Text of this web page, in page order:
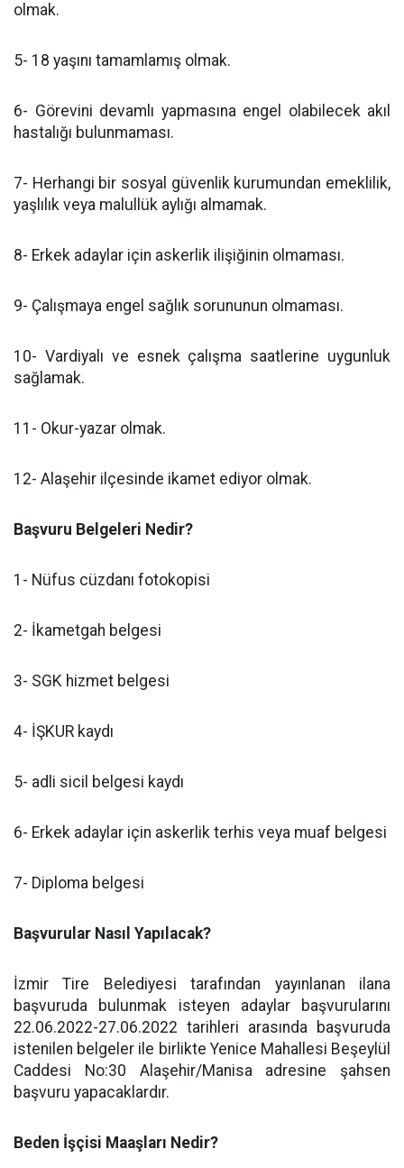
olmak.
5- 18 yaşını tamamlamış olmak.
6- Görevini devamlı yapmasına engel olabilecek akıl
hastalığı bulunmaması.
7- Herhangi bir sosyal güvenlik kurumundan emeklilik,
yaşlılık veya malullük aylığı almamak.
8- Erkek adaylar için askerlik ilişiğinin olmaması.
9- Çalışmaya engel sağlık sorununun olmaması.
10- Vardiyalı ve esnek çalışma saatlerine uygunluk
sağlamak.
11- Okur-yazar olmak.
12- Alaşehir ilçesinde ikamet ediyor olmak.
Başvuru Belgeleri Nedir?
1- Nüfus cüzdanı fotokopisi
2- İkametgah belgesi
3- SGK hizmet belgesi
4- İŞKUR kaydı
5- adli sicil belgesi kaydı
6- Erkek adaylar için askerlik terhis veya muaf belgesi
7- Diploma belgesi
Başvurular Nasıl Yapılacak?
İzmir Tire Belediyesi tarafından yayınlanan ilana
başvuruda bulunmak isteyen adaylar başvurularını
22.06.2022-27.06.2022 tarihleri arasında başvuruda
istenilen belgeler ile birlikte Yenice Mahallesi Beşeylül
Caddesi No:30 Alaşehir/Manisa adresine şahsen
başvuru yapacaklardır.
Beden İşçisi Maaşları Nedir?